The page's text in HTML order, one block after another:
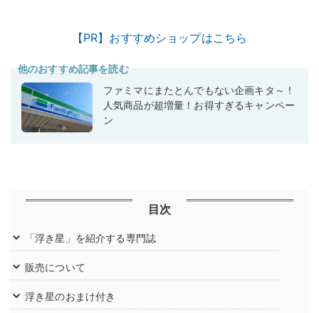
【PR】おすすめショップはこちら
他のおすすめ記事を読む
ファミマにまたとんでもない企画キタ～！
人気商品が超増量！お得すぎるキャンペー
ン
目次
「浮き星」を紹介する専門誌
販売について
浮き星のおまけ付き